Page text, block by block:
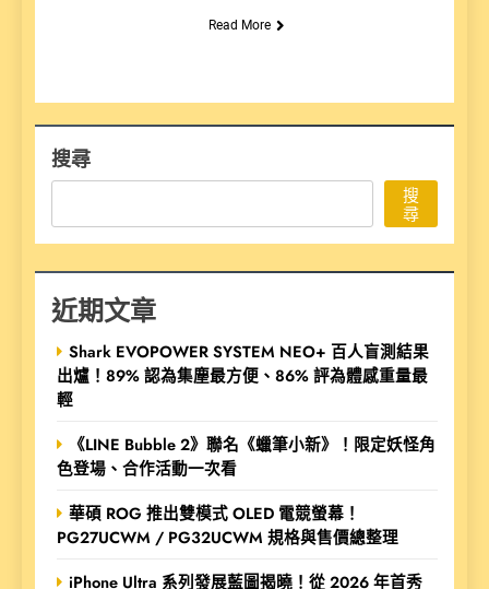
Read More
搜尋
搜
尋
近期文章
Shark EVOPOWER SYSTEM NEO+ 百人盲測結果
出爐！89% 認為集塵最方便、86% 評為體感重量最
輕
《LINE Bubble 2》聯名《蠟筆小新》！限定妖怪角
色登場、合作活動一次看
華碩 ROG 推出雙模式 OLED 電競螢幕！
PG27UCWM / PG32UCWM 規格與售價總整理
iPhone Ultra 系列發展藍圖揭曉！從 2026 年首秀